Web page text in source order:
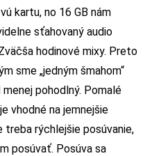
kartu, no 16 GB nám
sťahovaný audio
hodinové mixy. Preto
sme „jedným šmahom“
pohodlný. Pomalé
vhodné na jemnejšie
treba rýchlejšie posúvanie,
posúvať. Posúva sa